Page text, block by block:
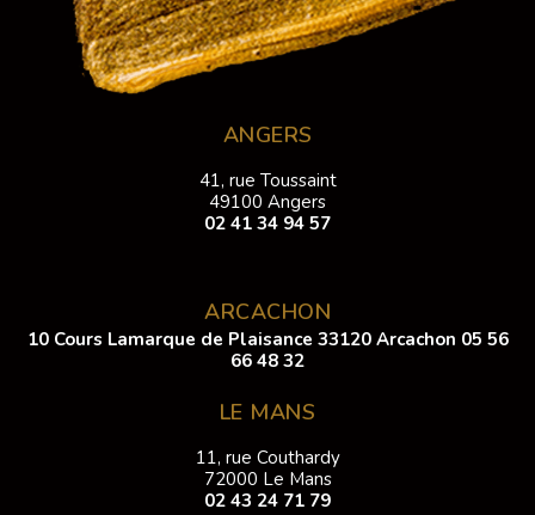
ANGERS
41, rue Toussaint
49100 Angers
02 41 34 94 57
ARCACHON
10 Cours Lamarque de Plaisance 33120 Arcachon 05 56
66 48 32
LE MANS
11, rue Couthardy
72000 Le Mans
02 43 24 71 79